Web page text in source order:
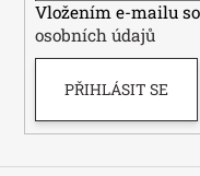
Vložením e-mailu
osobních údajů
PŘIHLÁSIT SE